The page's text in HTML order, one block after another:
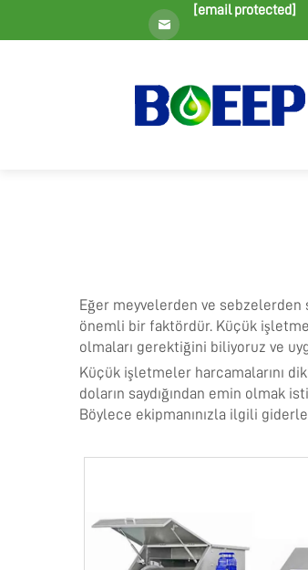
[email protected]
Eğer meyvelerden ve sebzelerden
önemli bir faktördür. Küçük
olmaları gerektiğini biliyoruz ve
Küçük işletmeler harcamalarını
doların saydığından emin olmak
Böylece ekipmanınızla ilgili